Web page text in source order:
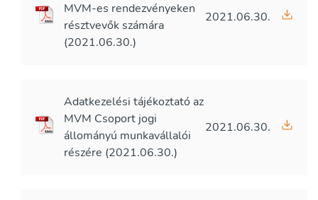
MVM-es rendezvényeken
résztvevők számára
(2021.06.30.)
2021.06.30.
Adatkezelési tájékoztató az
MVM Csoport jogi
állományú munkavállalói
részére (2021.06.30.)
2021.06.30.